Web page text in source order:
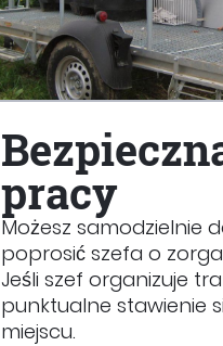
pracy
Możesz samodzielnie
poprosić szefa o
Jeśli szef organizuje
punktualne stawienie
miejscu.